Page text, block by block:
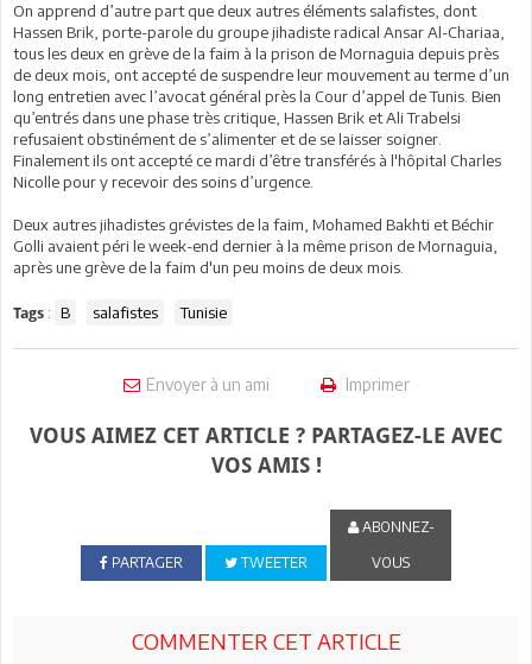
On apprend d’autre part que deux autres éléments salafistes, dont
Hassen Brik, porte-parole du groupe jihadiste radical Ansar Al-Chariaa,
tous les deux en grève de la faim à la prison de Mornaguia depuis près
de deux mois, ont accepté de suspendre leur mouvement au terme d’un
long entretien avec l’avocat général près la Cour d’appel de Tunis. Bien
qu’entrés dans une phase très critique, Hassen Brik et Ali Trabelsi
refusaient obstinément de s’alimenter et de se laisser soigner.
Finalement ils ont accepté ce mardi d’être transférés à l'hôpital Charles
Nicolle pour y recevoir des soins d’urgence.
Deux autres jihadistes grévistes de la faim, Mohamed Bakhti et Béchir
Golli avaient péri le week-end dernier à la même prison de Mornaguia,
après une grève de la faim d'un peu moins de deux mois.
Tags : B salafistes Tunisie
Envoyer à un ami Imprimer
VOUS AIMEZ CET ARTICLE ? PARTAGEZ-LE AVEC
VOS AMIS !
PARTAGER TWEETER
ABONNEZ-
VOUS
COMMENTER CET ARTICLE